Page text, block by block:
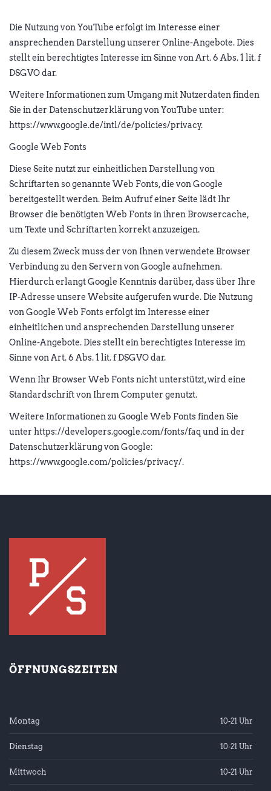
Die Nutzung von YouTube erfolgt im Interesse einer
ansprechenden Darstellung unserer Online-Angebote. Dies
stellt ein berechtigtes Interesse im Sinne von Art. 6 Abs. 1 lit. f
DSGVO dar.
Weitere Informationen zum Umgang mit Nutzerdaten finden
Sie in der Datenschutzerklärung von YouTube unter:
https://www.google.de/intl/de/policies/privacy.
Google Web Fonts
Diese Seite nutzt zur einheitlichen Darstellung von
Schriftarten so genannte Web Fonts, die von Google
bereitgestellt werden. Beim Aufruf einer Seite lädt Ihr
Browser die benötigten Web Fonts in ihren Browsercache,
um Texte und Schriftarten korrekt anzuzeigen.
Zu diesem Zweck muss der von Ihnen verwendete Browser
Verbindung zu den Servern von Google aufnehmen.
Hierdurch erlangt Google Kenntnis darüber, dass über Ihre
IP-Adresse unsere Website aufgerufen wurde. Die Nutzung
von Google Web Fonts erfolgt im Interesse einer
einheitlichen und ansprechenden Darstellung unserer
Online-Angebote. Dies stellt ein berechtigtes Interesse im
Sinne von Art. 6 Abs. 1 lit. f DSGVO dar.
Wenn Ihr Browser Web Fonts nicht unterstützt, wird eine
Standardschrift von Ihrem Computer genutzt.
Weitere Informationen zu Google Web Fonts finden Sie
unter https://developers.google.com/fonts/faq und in der
Datenschutzerklärung von Google:
https://www.google.com/policies/privacy/.
ÖFFNUNGSZEITEN
Montag 10-21 Uhr
Dienstag 10-21 Uhr
Mittwoch 10-21 Uhr